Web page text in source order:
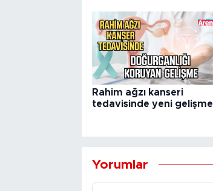
Rahim ağzı kanseri
tedavisinde yeni gelişme
Yorumlar